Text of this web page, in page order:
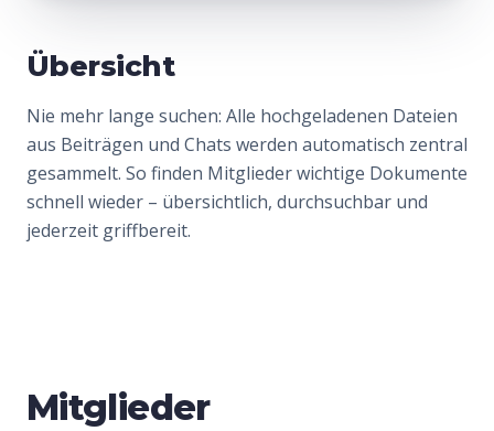
Übersicht
Nie mehr lange suchen: Alle hochgeladenen Dateien
aus Beiträgen und Chats werden automatisch zentral
gesammelt. So finden Mitglieder wichtige Dokumente
schnell wieder – übersichtlich, durchsuchbar und
jederzeit griffbereit.
Mitglieder